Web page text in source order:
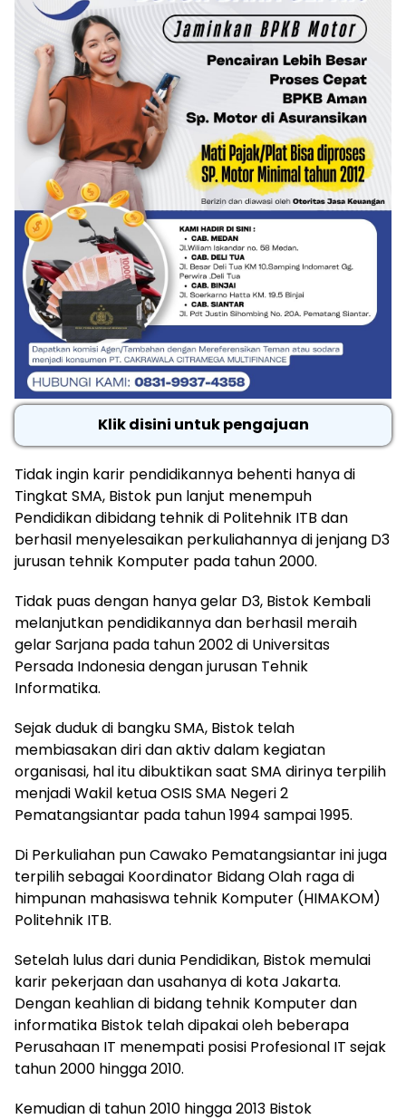
Klik disini untuk pengajuan
Tidak ingin karir pendidikannya behenti hanya di
Tingkat SMA, Bistok pun lanjut menempuh
Pendidikan dibidang tehnik di Politehnik ITB dan
berhasil menyelesaikan perkuliahannya di jenjang D3
jurusan tehnik Komputer pada tahun 2000.
Tidak puas dengan hanya gelar D3, Bistok Kembali
melanjutkan pendidikannya dan berhasil meraih
gelar Sarjana pada tahun 2002 di Universitas
Persada Indonesia dengan jurusan Tehnik
Informatika.
Sejak duduk di bangku SMA, Bistok telah
membiasakan diri dan aktiv dalam kegiatan
organisasi, hal itu dibuktikan saat SMA dirinya terpilih
menjadi Wakil ketua OSIS SMA Negeri 2
Pematangsiantar pada tahun 1994 sampai 1995.
Di Perkuliahan pun Cawako Pematangsiantar ini juga
terpilih sebagai Koordinator Bidang Olah raga di
himpunan mahasiswa tehnik Komputer (HIMAKOM)
Politehnik ITB.
Setelah lulus dari dunia Pendidikan, Bistok memulai
karir pekerjaan dan usahanya di kota Jakarta.
Dengan keahlian di bidang tehnik Komputer dan
informatika Bistok telah dipakai oleh beberapa
Perusahaan IT menempati posisi Profesional IT sejak
tahun 2000 hingga 2010.
Kemudian di tahun 2010 hingga 2013 Bistok